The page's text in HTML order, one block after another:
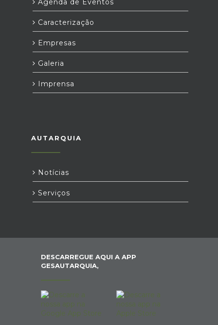
Agenda de Eventos
Caracterização
Empresas
Galeria
Imprensa
AUTARQUIA
Notícias
Serviços
DESCARREGUE AQUI A APP
GESAUTARQUIA,